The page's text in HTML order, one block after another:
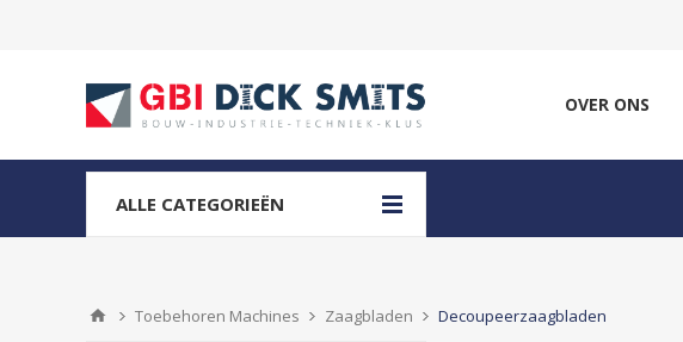
OVER ONS
ALLE CATEGORIEËN
Toebehoren Machines Zaagbladen Decoupeerzaagbladen